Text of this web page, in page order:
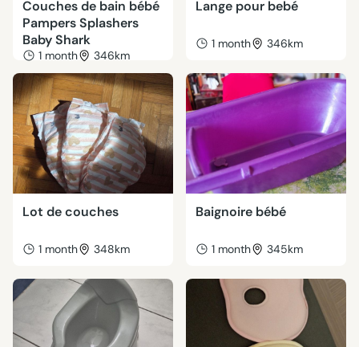
Couches de bain bébé
Pampers Splashers
Baby Shark
1 month 346km
Lange pour bebé
1 month 346km
Lot de couches
1 month 348km
Baignoire bébé
1 month 345km